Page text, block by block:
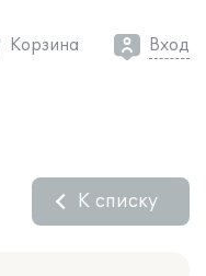
Корзина Вход
К списку